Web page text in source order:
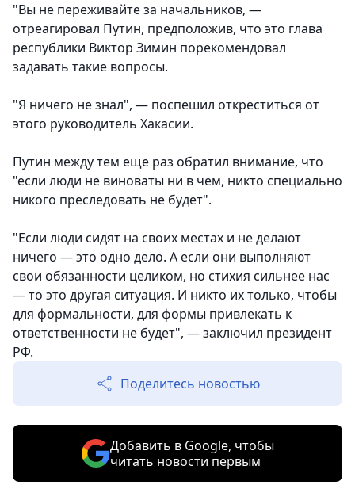
"Вы не переживайте за начальников, —
отреагировал Путин, предположив, что это глава
республики Виктор Зимин порекомендовал
задавать такие вопросы.
"Я ничего не знал", — поспешил откреститься от
этого руководитель Хакасии.
Путин между тем еще раз обратил внимание, что
"если люди не виноваты ни в чем, никто специально
никого преследовать не будет".
"Если люди сидят на своих местах и не делают
ничего — это одно дело. А если они выполняют
свои обязанности целиком, но стихия сильнее нас
— то это другая ситуация. И никто их только, чтобы
для формальности, для формы привлекать к
ответственности не будет", — заключил президент
РФ.
Поделитесь новостью
Добавить в Google, чтобы
читать новости первым